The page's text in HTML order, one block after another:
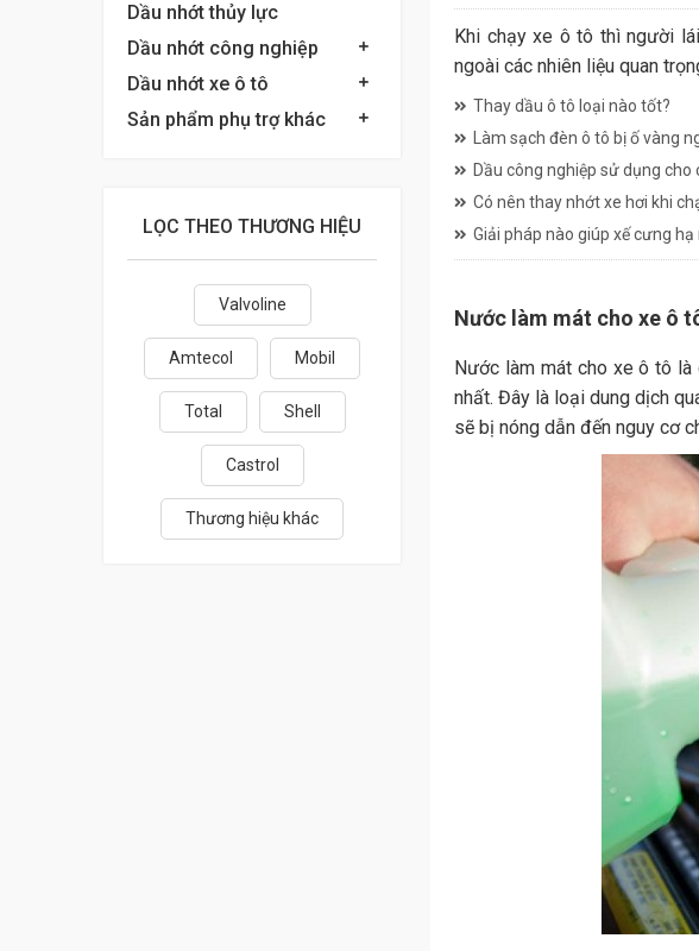
Khi chạy xe ô tô thì người
ngoài các nhiên liệu quan
Thay dầu ô tô loại nào tốt?
Làm sạch đèn ô tô bị ố vàng
Dầu công nghiệp sử dụng
Có nên thay nhớt xe hơi khi
Giải pháp nào giúp xế cưng
Nước làm mát cho xe ô
Nước làm mát cho xe ô tô
nhất. Đây là loại dung dịch
sẽ bị nóng dẫn đến nguy cơ
Dầu nhớt thủy lực
Dầu nhớt công nghiệp
Dầu nhớt xe ô tô
Sản phẩm phụ trợ khác
LỌC THEO THƯƠNG HIỆU
Valvoline
Amtecol Mobil
Total Shell
Castrol
Thương hiệu khác